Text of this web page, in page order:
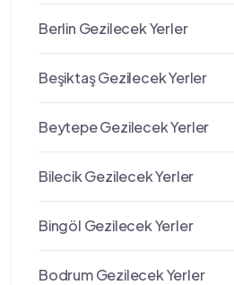
Berlin Gezilecek Yerler
Beşiktaş Gezilecek Yerler
Beytepe Gezilecek Yerler
Bilecik Gezilecek Yerler
Bingöl Gezilecek Yerler
Bodrum Gezilecek Yerler